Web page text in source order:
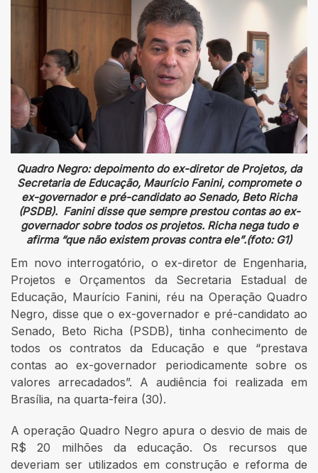
Quadro Negro: depoimento do ex-diretor de Projetos, da
Secretaria de Educação, Maurício Fanini, compromete o
ex-governador e pré-candidato ao Senado, Beto Richa
(PSDB). Fanini disse que sempre prestou contas ao ex-
governador sobre todos os projetos. Richa nega tudo e
afirma “que não existem provas contra ele”.(foto: G1)
Em novo interrogatório, o ex-diretor de Engenharia,
Projetos e Orçamentos da Secretaria Estadual de
Educação, Maurício Fanini, réu na Operação Quadro
Negro, disse que o ex-governador e pré-candidato ao
Senado, Beto Richa (PSDB), tinha conhecimento de
todos os contratos da Educação e que “prestava
contas ao ex-governador periodicamente sobre os
valores arrecadados”. A audiência foi realizada em
Brasília, na quarta-feira (30).
A operação Quadro Negro apura o desvio de mais de
R$ 20 milhões da educação. Os recursos que
deveriam ser utilizados em construção e reforma de